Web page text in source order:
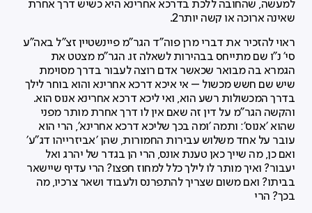
למעשה, שהחובה ללכת בדרכא אחרינא היא כשיש דרך אחרת
שאינה ארוכה או קשה יותר2.
ראוי להזכיר את דברי מרן פוה"ד הגר"מ פיינשטיין זצ"ל באה”ע
סי’ נ"ו שם מתייחס בבהירות לשאלה זו. הגר"מ מצטט את
הגמרא בה מבואר שכאשר אדם רוצה לעבור בדרך מסוימת
שיש שם חשש מכשול – אי איכא דרכא אחרינא והוא בוחר לילך
בדרך המכשולות רשע הוא, ואי ליכא דרכא אחרינא אנוס הוא.
והקשה הגר"מ על דין זה שאם אין לו דרך אחרת מותר מפני
שהוא 'אנוס': ותמה 'ומה בכך שליכא דרכא אחרינא', הרי הוא
עובר על אחד משלוש עבירות החמורות, שהן 'אביזרייהו דג"ע'
ואם כן, מה שייך כאן טענת אונס, הרי הן בגדר של יהרג ואל
יעבור? ואיך מותר לו לילך כלל למחוז חפצו? הרי עדיף שיישאר
בביתו? ואם משום שצריך להתפרנס ולעבוד ושאר צרכיו, מה
בכך? הרי